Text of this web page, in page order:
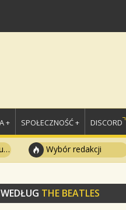
+ SPOŁECZNOŚĆ + DISCORD
Wybór redakcji
THE BEATLES